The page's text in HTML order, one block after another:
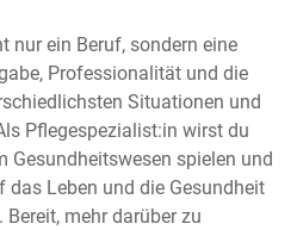
nur ein Beruf, sondern eine
Professionalität und die
Situationen und
Pflegespezialist:in wirst du
Gesundheitswesen spielen und
Leben und die Gesundheit
mehr darüber zu